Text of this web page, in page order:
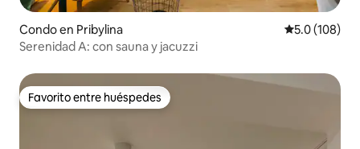
Condo en Pribylina Calificación
5.0 (108)
Serenidad A: con sauna y jacuzzi
Favorito entre huéspedes
Favorito entre huéspedes